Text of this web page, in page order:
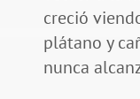
creció
plátano y
nunca